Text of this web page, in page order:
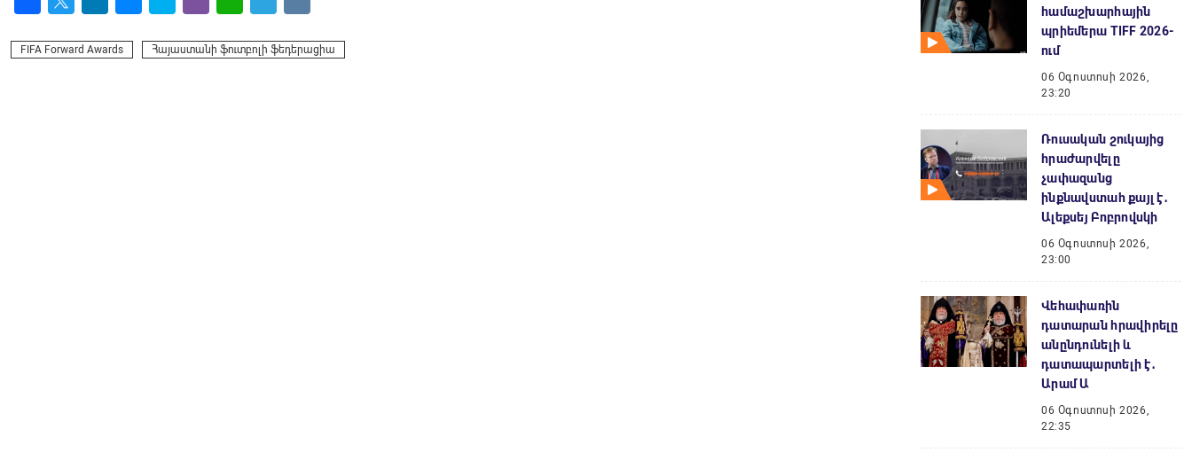
FIFA Forward Awards Հայաստանի ֆուտբոլի ֆեդերացիա
համաշխարհային
պրիեմերա TIFF 2026-
ում
06 Օգոստոսի 2026,
23:20
Ռուսական շուկայից
հրաժարվելը
չափազանց
ինքնավստահ քայլ է․
Ալեքսեյ Բոբրովսկի
06 Օգոստոսի 2026,
23:00
Վեհափառին
դատարան հրավիրելը
անընդունելի և
դատապարտելի է․
Արամ Ա
06 Օգոստոսի 2026,
22:35